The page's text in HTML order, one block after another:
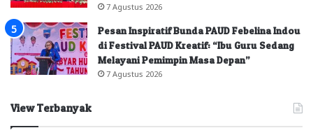
7 Agustus 2026
Pesan Inspiratif Bunda PAUD Febelina Indou
di Festival PAUD Kreatif: “Ibu Guru Sedang
Melayani Pemimpin Masa Depan”
7 Agustus 2026
View Terbanyak